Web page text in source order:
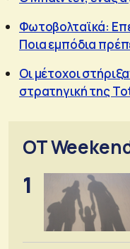
Φωτοβολταϊκά:
Ποια εμπόδια
Οι μέτοχοι
στρατηγική της
OT
1